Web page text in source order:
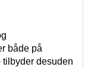
både på
desuden